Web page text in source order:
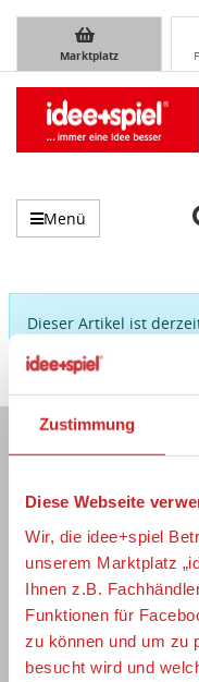
Zustimmung
Diese Webseite
Wir, die idee+spiel
unserem Marktplatz
Ihnen z.B.
Funktionen für
zu können und um zu
besucht wird und
Marktplatz
Menü
Dieser Artikel ist
Immer
Jetzt zum
jederzeit widerruflich
zugkräftige
und interessante
E-Mail für